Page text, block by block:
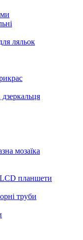
ляльок
дзеркальця
мозаїка
планшети
труби